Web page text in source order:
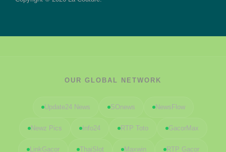
OUR GLOBAL NETWORK
Update24 News SOnews NewsFlow
Newz Pics Info24 RTP Toto GacorMax
LinkGacor ThaiSlot Maxwin RTP Gacor